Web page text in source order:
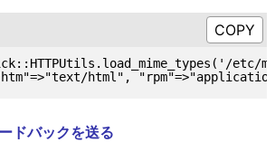
etc/
ドバックを送る